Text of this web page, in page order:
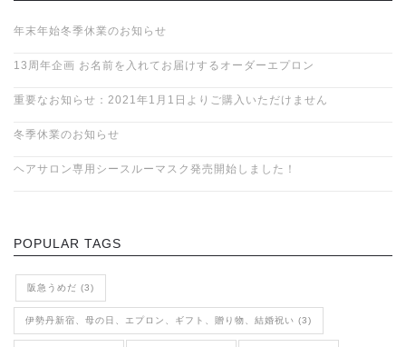
年末年始冬季休業のお知らせ
13周年企画 お名前を入れてお届けするオーダーエプロン
重要なお知らせ：2021年1月1日よりご購入いただけません
冬季休業のお知らせ
ヘアサロン専用シースルーマスク発売開始しました！
POPULAR TAGS
阪急うめだ (3)
伊勢丹新宿、母の日、エプロン、ギフト、贈り物、結婚祝い (3)